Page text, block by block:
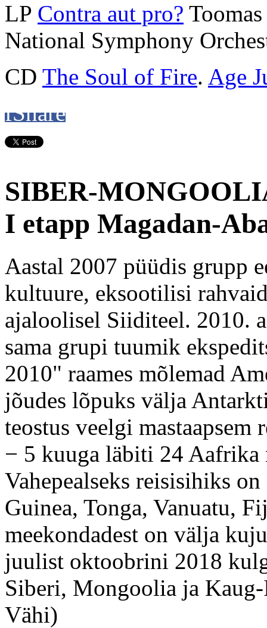
LP Contra aut pro?
National Symphony
CD The Soul of Fire. Age
fShare
SIBER-
I etapp Magadan-
Aastal 2007 püüdis grupp
kultuure, eksootilisi
ajaloolisel Siiditeel. 2010.
sama grupi tuumik
2010" raames mõlemad
jõudes lõpuks välja
teostus veelgi
− 5 kuuga läbiti 24
Vahepealseks reisisihiks
Guinea, Tonga, Vanuatu,
meekondadest on välja
juulist oktoobrini 2018
Siberi, Mongoolia ja
Vähi)